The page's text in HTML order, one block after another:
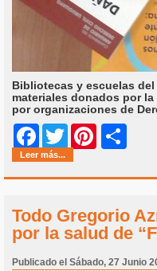
Bibliotecas y escuelas
materiales donados por
por organizaciones de
Facebook
Twitter Pinterest
Leer más...
Todo Gregorio
por la salud de
Publicado el Sábado, 27 Junio